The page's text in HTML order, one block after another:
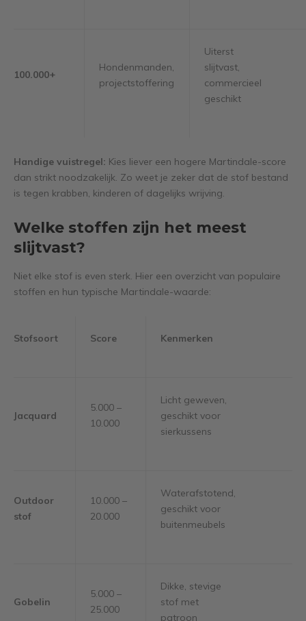
100.000+
Hondenmanden,
projectstoffering
Uiterst
slijtvast,
commercieel
geschikt
Handige vuistregel: Kies liever een hogere Martindale-score
dan strikt noodzakelijk. Zo weet je zeker dat de stof bestand
is tegen krabben, kinderen of dagelijks wrijving.
Welke stoffen zijn het meest
slijtvast?
Niet elke stof is even sterk. Hier een overzicht van populaire
stoffen en hun typische Martindale-waarde:
Stofsoort Score Kenmerken
Jacquard
5.000 –
10.000
Licht geweven,
geschikt voor
sierkussens
Outdoor
stof
10.000 –
20.000
Waterafstotend,
geschikt voor
buitenmeubels
Gobelin
5.000 –
25.000
Dikke, stevige
stof met
patroon